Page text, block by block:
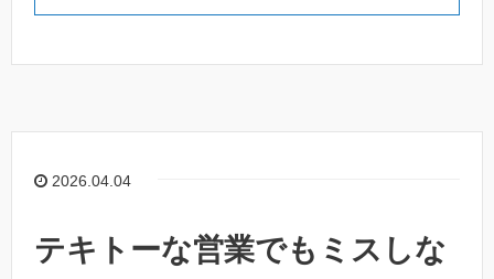
2026.04.04
テキトーな営業でもミスしな